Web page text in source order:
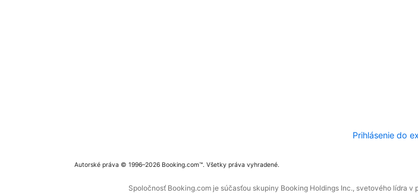
Prihlásenie do
Autorské práva © 1996–2026 Booking.com™. Všetky práva vyhradené.
Spoločnosť Booking.com je súčasťou skupiny Booking Holdings Inc., svetového lídra